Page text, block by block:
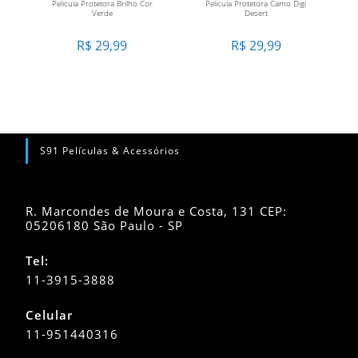
CARRINHO
Pelicula Protetora Brilho Cor
Verde
R$ 29,99
CARRINHO
Pelicula Protetora Camo Digi
Desert
R$ 29,99
S91 Películas & Acessórios
R. Marcondes de Moura e Costa, 131 CEP:
05206180 São Paulo - SP
Tel:
11-3915-3888
Celular
11-951440316